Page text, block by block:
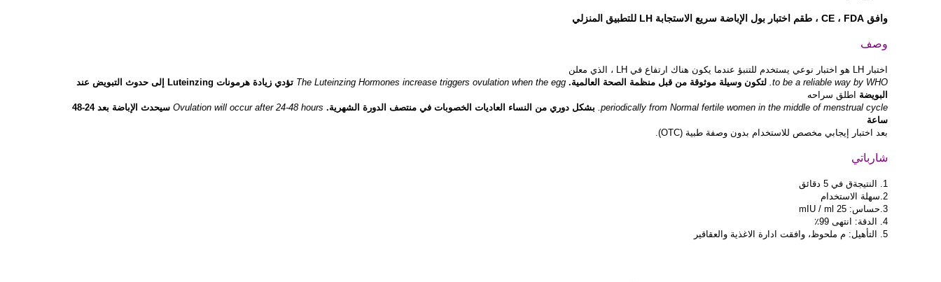
وافق CE ، FDA ، طقم اختبار بول الإباضة سريع الاستجابة LH للتطبيق المنزلي
وصف
اختبار LH هو اختبار نوعي يستخدم للتنبؤ عندما يكون هناك ارتفاع في LH ، الذي معلن
to be a reliable way by WHO. لتكون وسيلة موثوقة من قبل منظمة الصحة العالمية. The Luteinzing Hormones increase triggers ovulation when the egg
تؤدي زيادة هرمونات Luteinzing إلى حدوث التبويض عند
البويضة اطلق سراحه
periodically from Normal fertile women in the middle of menstrual cycle. بشكل دوري من النساء العاديات الخصوبات في منتصف الدورة الشهرية. Ovulation will occur after 24-48 hours
سيحدث الإباضة بعد 24-48
ساعة
بعد اختبار إيجابي مخصص للاستخدام بدون وصفة طبية (OTC) .
شارباتي
1. النتيجة ق في 5 دقائق
2.سهلة الاستخدام
3.حساس: 25 mIU / ml
4. الدقة: انتهى
99٪
5. التأهيل: م
ملحوظ، وافقت ادارة الاغذية والعقاقير